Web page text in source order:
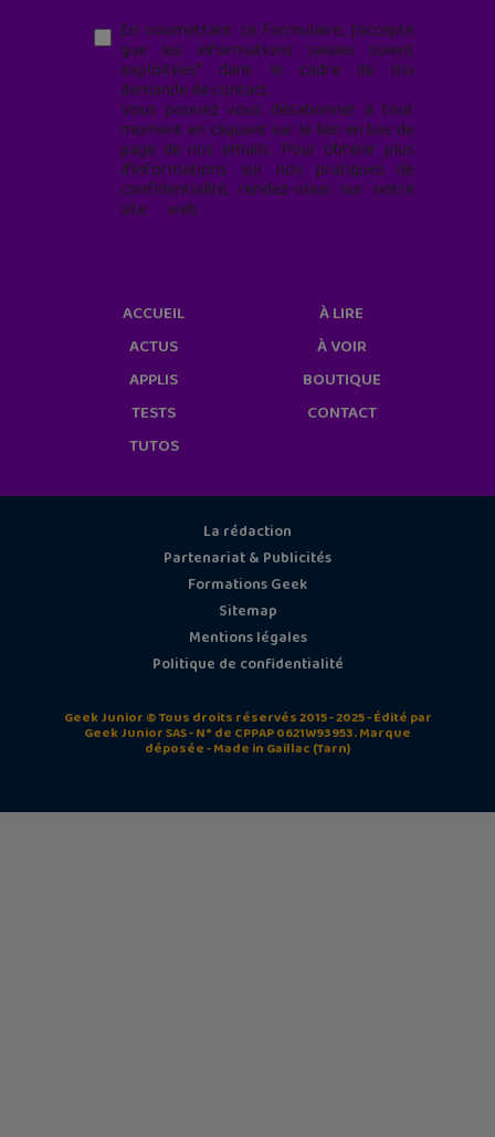
En soumettant ce formulaire, j’accepte
que les informations saisies soient
exploitées* dans le cadre de ma
demande de contact.
Vous pouvez vous désabonner à tout
moment en cliquant sur le lien en bas de
page de nos emails. Pour obtenir plus
d'informations sur nos pratiques de
confidentialité, rendez-vous sur notre
site web
ACCUEIL
ACTUS
APPLIS
TESTS
TUTOS
À LIRE
À VOIR
BOUTIQUE
CONTACT
La rédaction
Partenariat & Publicités
Formations Geek
Sitemap
Mentions légales
Politique de confidentialité
Geek Junior © Tous droits réservés 2015 - 2025 - Édité par
Geek Junior SAS - N° de CPPAP 0621W93953. Marque
déposée - Made in Gaillac (Tarn)